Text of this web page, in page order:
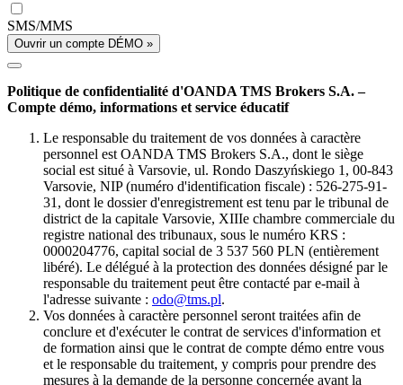
SMS/MMS
Ouvrir un compte DÉMO »
Politique de confidentialité d'OANDA TMS Brokers S.A. –
Compte démo, informations et service éducatif
Le responsable du traitement de vos données à caractère
personnel est OANDA TMS Brokers S.A., dont le siège
social est situé à Varsovie, ul. Rondo Daszyńskiego 1, 00-843
Varsovie, NIP (numéro d'identification fiscale) : 526-275-91-
31, dont le dossier d'enregistrement est tenu par le tribunal de
district de la capitale Varsovie, XIIIe chambre commerciale du
registre national des tribunaux, sous le numéro KRS :
0000204776, capital social de 3 537 560 PLN (entièrement
libéré). Le délégué à la protection des données désigné par le
responsable du traitement peut être contacté par e-mail à
l'adresse suivante : odo@tms.pl.
Vos données à caractère personnel seront traitées afin de
conclure et d'exécuter le contrat de services d'information et
de formation ainsi que le contrat de compte démo entre vous
et le responsable du traitement, y compris pour prendre des
mesures à la demande de la personne concernée avant la